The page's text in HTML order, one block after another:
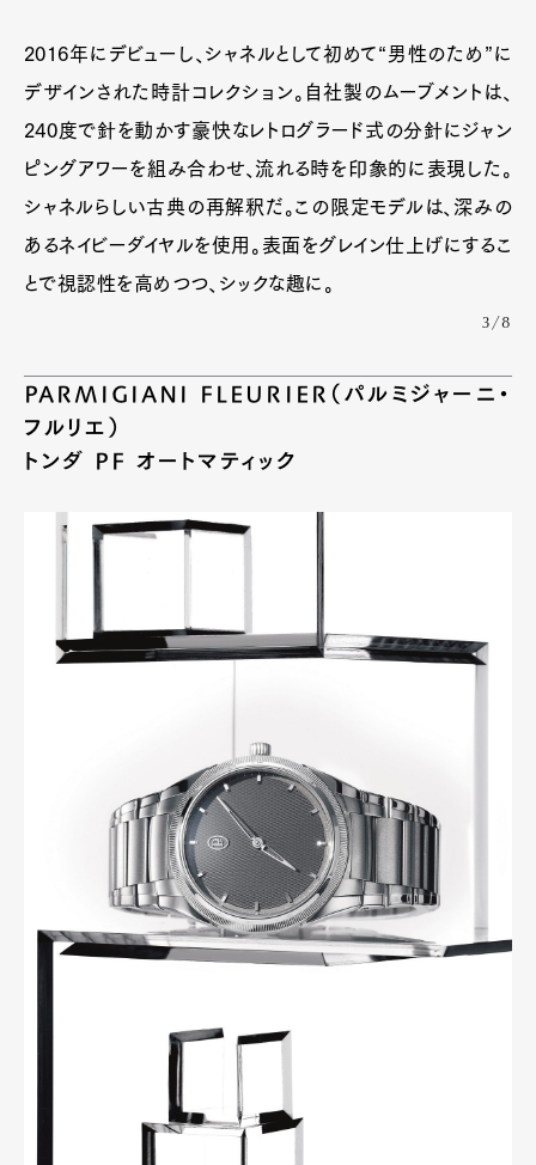
2016年にデビューし、シャネルとして初めて“男性のため”に
デザインされた時計コレクション。自社製のムーブメントは、
240度で針を動かす豪快なレトログラード式の分針にジャン
ピングアワーを組み合わせ、流れる時を印象的に表現した。
シャネルらしい古典の再解釈だ。この限定モデルは、深みの
あるネイビーダイヤルを使用。表面をグレイン仕上げにするこ
とで視認性を高めつつ、シックな趣に。
3/8
PARMIGIANI FLEURIER（パルミジャーニ・
フルリエ）
トンダ PF オートマティック